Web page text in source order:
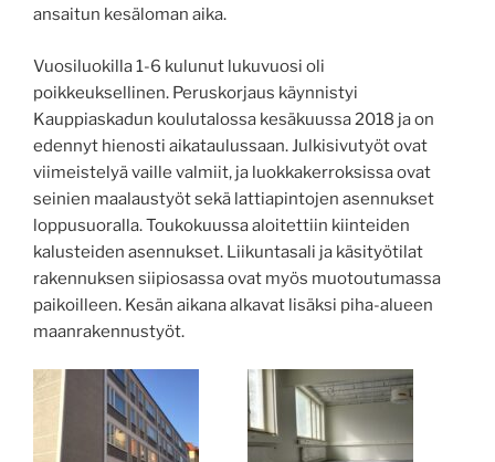
ansaitun kesäloman aika.
Vuosiluokilla 1-6 kulunut lukuvuosi oli
poikkeuksellinen. Peruskorjaus käynnistyi
Kauppiaskadun koulutalossa kesäkuussa 2018 ja on
edennyt hienosti aikataulussaan. Julkisivutyöt ovat
viimeistelyä vaille valmiit, ja luokkakerroksissa ovat
seinien maalaustyöt sekä lattiapintojen asennukset
loppusuoralla. Toukokuussa aloitettiin kiinteiden
kalusteiden asennukset. Liikuntasali ja käsityötilat
rakennuksen siipiosassa ovat myös muotoutumassa
paikoilleen. Kesän aikana alkavat lisäksi piha-alueen
maanrakennustyöt.